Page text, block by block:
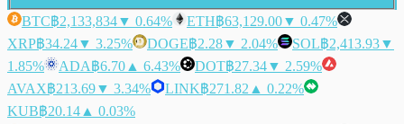
BTC฿2,133,834▼ 0.64% ETH฿63,129.00▼ 0.47%
XRP฿34.24▼ 3.25% DOGE฿2.28▼ 2.04% SOL฿2,413.93▼
1.85%
ADA฿6.70 ▲ 6.43% DOT฿27.34▼ 2.59%
AVAX฿213.69▼ 3.34% LINK฿271.82 ▲ 0.22%
KUB฿20.14 ▲ 0.03%